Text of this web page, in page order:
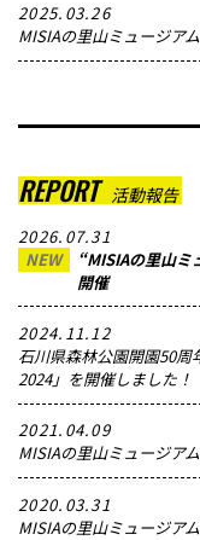
2025.03.26
MISIAの里山ミュージア
REPORT 活動報告
2026.07.31
NEW
“MISIAの里山
開催
2024.11.12
石川県森林公園開園50周
2024」を開催しました！
2021.04.09
MISIAの里山ミュージア
2020.03.31
MISIAの里山ミュージア